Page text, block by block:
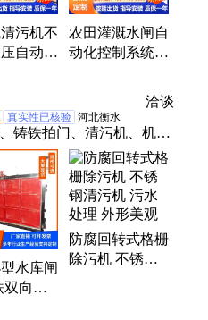
污机不
自动移
污机格
农田灌溉水闸自
动化控制系统
信息化智能一体
化闸门
洽谈
真实性已核验 河北衡水
铸铁拍门、清污机、机械
启闭机、手动启闭机、手
锈钢拍门、液压翻板闸
门、玻璃钢拍门、拦污
木制叠梁闸板、拍门、手
、钢制拍门
水库闸
双向平
防腐回转式格栅
除污机 不锈钢